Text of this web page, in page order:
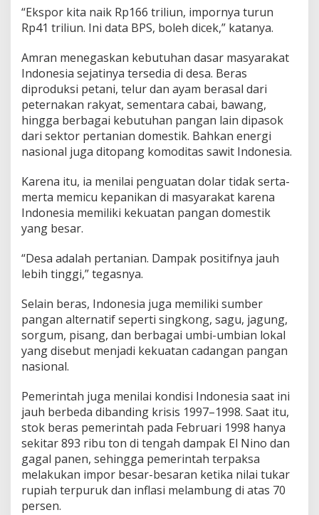
“Ekspor kita naik Rp166 triliun, impornya turun
Rp41 triliun. Ini data BPS, boleh dicek,” katanya.
Amran menegaskan kebutuhan dasar masyarakat
Indonesia sejatinya tersedia di desa. Beras
diproduksi petani, telur dan ayam berasal dari
peternakan rakyat, sementara cabai, bawang,
hingga berbagai kebutuhan pangan lain dipasok
dari sektor pertanian domestik. Bahkan energi
nasional juga ditopang komoditas sawit Indonesia.
Karena itu, ia menilai penguatan dolar tidak serta-
merta memicu kepanikan di masyarakat karena
Indonesia memiliki kekuatan pangan domestik
yang besar.
“Desa adalah pertanian. Dampak positifnya jauh
lebih tinggi,” tegasnya.
Selain beras, Indonesia juga memiliki sumber
pangan alternatif seperti singkong, sagu, jagung,
sorgum, pisang, dan berbagai umbi-umbian lokal
yang disebut menjadi kekuatan cadangan pangan
nasional.
Pemerintah juga menilai kondisi Indonesia saat ini
jauh berbeda dibanding krisis 1997–1998. Saat itu,
stok beras pemerintah pada Februari 1998 hanya
sekitar 893 ribu ton di tengah dampak El Nino dan
gagal panen, sehingga pemerintah terpaksa
melakukan impor besar-besaran ketika nilai tukar
rupiah terpuruk dan inflasi melambung di atas 70
persen.